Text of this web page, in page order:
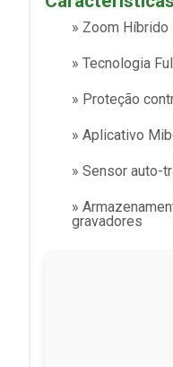
» Zoom Híbrido
» Tecnologia
» Proteção
» Aplicativo
» Sensor auto-
»
gravadores